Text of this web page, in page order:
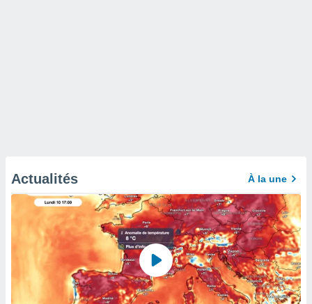
Actualités À la une